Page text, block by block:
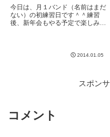
今日は、月１バンド（名前はまだ
ない）の初練習日です＾＾練習
後、新年会もやる予定で楽しみで
ないではあるので使えますが、ま
2014.01.05
スポン
コメント